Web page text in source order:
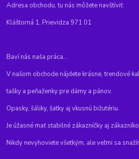
Adresa obchodu, tu nás môžete navštíviť:
Kláštorná 1, Prievidza 971 01
Baví nás naša práca...
V našom obchode nájdete krásne, trendové
tašky a peňaženky pre dámy a pánov.
Opasky, šáliky, šatky aj vkusnú bižutériu.
Je úžasné mať stabilné zákazníčky aj
Nikdy nevyhoviete všetkým, ale veľmi sa